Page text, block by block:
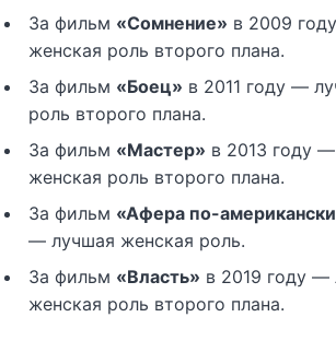
За фильм «Сомнение» в 2009
женская роль второго плана.
За фильм «Боец» в 2011 году —
роль второго плана.
За фильм «Мастер» в 2013 году
женская роль второго плана.
За фильм «Афера по-
— лучшая женская роль.
За фильм «Власть» в 2019 году —
женская роль второго плана.